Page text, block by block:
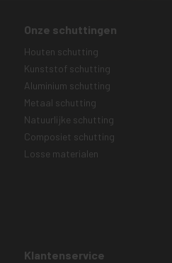
Onze schuttingen
Houten schutting
Kunststof schutting
Aluminium schutting
Metaal schutting
Natuurlijke schutting
Composiet schutting
Losse materialen
Klantenservice